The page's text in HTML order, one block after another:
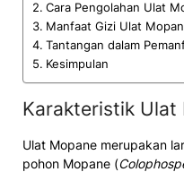
Cara Pengolahan Ulat
Manfaat Gizi Ulat
Tantangan dalam
Kesimpulan
Karakteristik Ulat
Ulat Mopane merupakan
pohon Mopane (